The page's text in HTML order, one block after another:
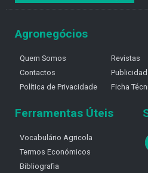
Agronegócios
Quem Somos
Contactos
Política de Privacidade
Revistas
Ficha
Ferramentas Úteis
Vocabulário Agricola
Termos Económicos
Bibliografia